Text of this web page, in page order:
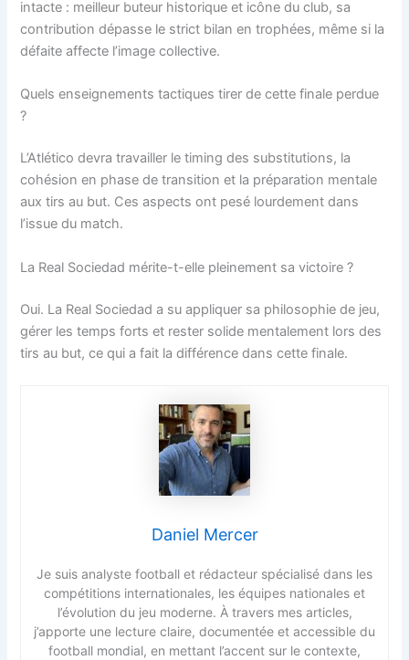
intacte : meilleur buteur historique et icône du club, sa
contribution dépasse le strict bilan en trophées, même si la
défaite affecte l’image collective.
Quels enseignements tactiques tirer de cette finale perdue
?
L’Atlético devra travailler le timing des substitutions, la
cohésion en phase de transition et la préparation mentale
aux tirs au but. Ces aspects ont pesé lourdement dans
l’issue du match.
La Real Sociedad mérite-t-elle pleinement sa victoire ?
Oui. La Real Sociedad a su appliquer sa philosophie de jeu,
gérer les temps forts et rester solide mentalement lors des
tirs au but, ce qui a fait la différence dans cette finale.
Daniel Mercer
Je suis analyste football et rédacteur spécialisé dans les
compétitions internationales, les équipes nationales et
l’évolution du jeu moderne. À travers mes articles,
j’apporte une lecture claire, documentée et accessible du
football mondial, en mettant l’accent sur le contexte,